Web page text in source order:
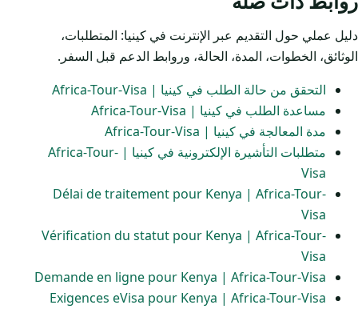
دليل عملي حول التقديم عبر الإنترنت في كينيا: المتطلبات،
الوثائق، الخطوات، المدة، الحالة، وروابط الدعم قبل السفر.
التحقق من حالة الطلب في كينيا | Africa-Tour-Visa
مساعدة الطلب في كينيا | Africa-Tour-Visa
مدة المعالجة في كينيا | Africa-Tour-Visa
متطلبات التأشيرة الإلكترونية في كينيا | Africa-Tour-
Visa
Délai de traitement pour Kenya | Africa-Tour-
Visa
Vérification du statut pour Kenya | Africa-Tour-
Visa
Demande en ligne pour Kenya | Africa-Tour-Visa
Exigences eVisa pour Kenya | Africa-Tour-Visa